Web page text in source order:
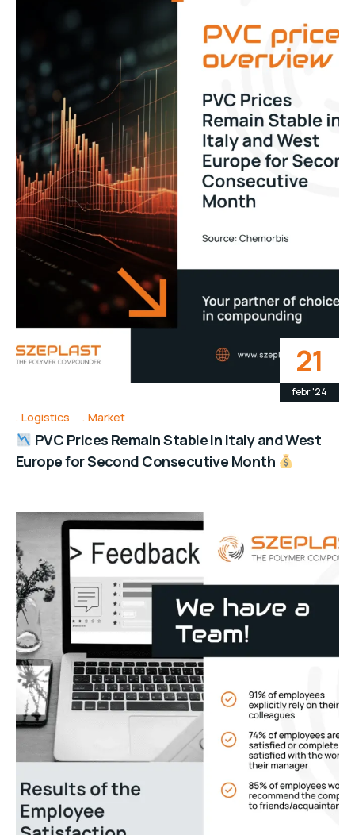
21
febr '24
Logistics Market
PVC Prices Remain Stable in Italy and West
Europe for Second Consecutive Month